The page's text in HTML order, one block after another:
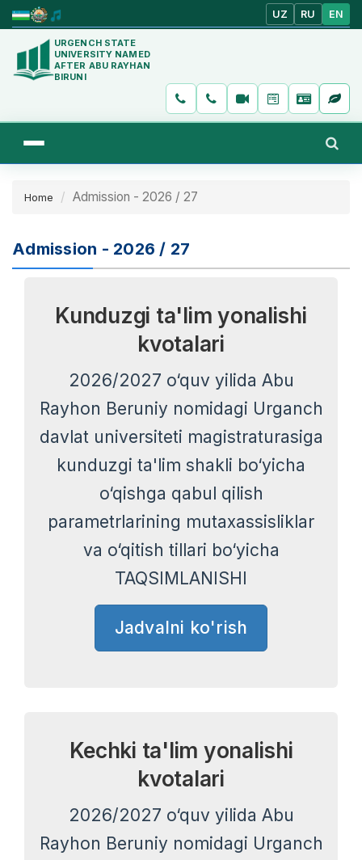
UZ RU EN
URGENCH STATE
UNIVERSITY NAMED
AFTER ABU RAYHAN
BIRUNI
Home Admission - 2026 / 27
Admission - 2026 / 27
Kunduzgi ta'lim yonalishi
kvotalari
2026/2027 o‘quv yilida Abu
Rayhon Beruniy nomidagi Urganch
davlat universiteti magistraturasiga
kunduzgi ta'lim shakli bo‘yicha
o‘qishga qabul qilish
parametrlarining mutaxassisliklar
va o‘qitish tillari bo‘yicha
TAQSIMLANISHI
Jadvalni ko'rish
Kechki ta'lim yonalishi
kvotalari
2026/2027 o‘quv yilida Abu
Rayhon Beruniy nomidagi Urganch